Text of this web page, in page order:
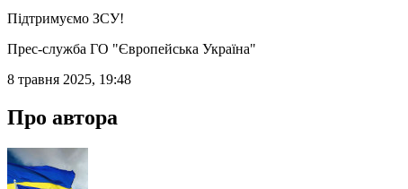
Підтримуємо ЗСУ!
Прес-служба ГО "Європейська Україна"
8 травня 2025, 19:48
Про автора